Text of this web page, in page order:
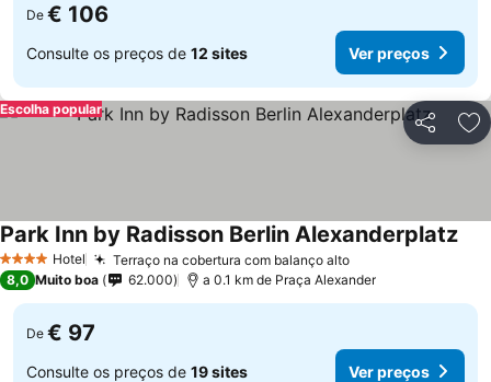
De € 106
Consulte os preços de 12 sites Ver preços
Partilhar
Escolha popular
4 EstrelasHotel Terraço na cobertura com balanço altoVer preços
Park Inn by Radisson Berlin AlexanderplatzVer
8,0 Muito boa 62.000 a 0.1 km de Praça Alexander
De € 97
Consulte os preços de 19 sites Ver preços